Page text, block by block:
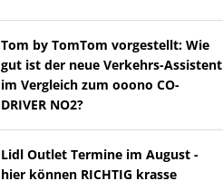
Tom by TomTom vorgestellt: Wie
gut ist der neue Verkehrs-Assistent
im Vergleich zum ooono CO-
DRIVER NO2?
Lidl Outlet Termine im August -
hier können RICHTIG krasse